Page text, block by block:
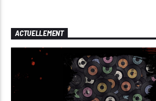
ACTUELLEMENT